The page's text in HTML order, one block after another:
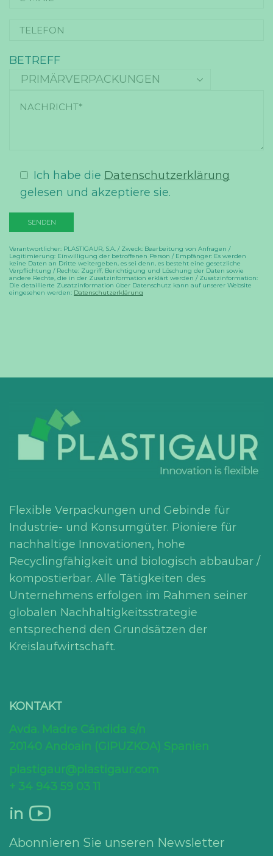
BETREFF
Ich habe die Datenschutzerklärung
gelesen und akzeptiere sie.
Verantwortlicher: PLASTIGAUR, S.A. / Zweck: Bearbeitung von Anfragen /
Legitimierung: Einwilligung der betroffenen Person / Empfänger: Es werden
keine Daten an Dritte weitergeben, es sei denn, es besteht eine gesetzliche
Verpflichtung / Rechte: Zugriff, Berichtigung und Löschung der Daten sowie
andere Rechte, die in der Zusatzinformation erklärt werden / Zusatzinformation:
Die detaillierte Zusatzinformation über Datenschutz kann auf unserer Website
eingesehen werden: Datenschutzerklärung
Flexible Verpackungen und Gebinde für
Industrie- und Konsumgüter. Pioniere für
nachhaltige Innovationen, hohe
Recyclingfähigkeit und biologisch abbaubar /
kompostierbar. Alle Tätigkeiten des
Unternehmens erfolgen im Rahmen seiner
globalen Nachhaltigkeitsstrategie
entsprechend den Grundsätzen der
Kreislaufwirtschaft.
KONTAKT
Avda. Madre Cándida s/n
20140 Andoain (GIPUZKOA) Spanien
plastigaur@plastigaur.com
+ 34 943 59 03 11
in
Abonnieren Sie unseren Newsletter